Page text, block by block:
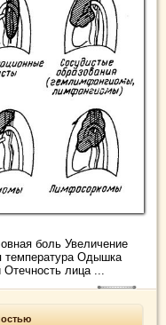
боль Увеличение
температура Одышка
лица ...